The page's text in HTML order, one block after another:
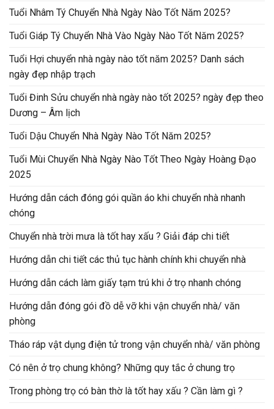
Tuổi Nhâm Tý Chuyển Nhà Ngày Nào Tốt Năm 2025?
Tuổi Giáp Tý Chuyển Nhà Vào Ngày Nào Tốt Năm 2025?
Tuổi Hợi chuyển nhà ngày nào tốt năm 2025? Danh sách
ngày đẹp nhập trạch
Tuổi Đinh Sửu chuyển nhà ngày nào tốt 2025? ngày đẹp theo
Dương – Âm lịch
Tuổi Dậu Chuyển Nhà Ngày Nào Tốt Năm 2025?
Tuổi Mùi Chuyển Nhà Ngày Nào Tốt Theo Ngày Hoàng Đạo
2025
Hướng dẫn cách đóng gói quần áo khi chuyển nhà nhanh
chóng
Chuyển nhà trời mưa là tốt hay xấu ? Giải đáp chi tiết
Hướng dẫn chi tiết các thủ tục hành chính khi chuyển nhà
Hướng dẫn cách làm giấy tạm trú khi ở trọ nhanh chóng
Hướng dẫn đóng gói đồ dễ vỡ khi vận chuyển nhà/ văn
phòng
Tháo ráp vật dụng điện tử trong vận chuyển nhà/ văn phòng
Có nên ở trọ chung không? Những quy tắc ở chung trọ
Trong phòng trọ có bàn thờ là tốt hay xấu ? Cần làm gì ?